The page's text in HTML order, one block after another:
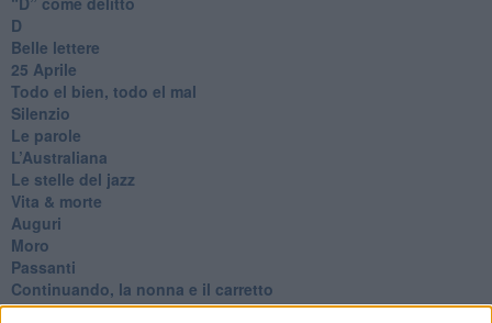
D
Belle lettere
25 Aprile
Todo el bien, todo el mal
Silenzio
Le parole
​L’Australiana
Le stelle del jazz
Vita & morte
Auguri
Moro
Passanti
Continuando, la nonna e il carretto
Metaverso smart